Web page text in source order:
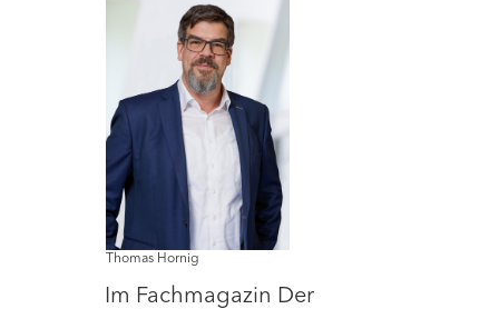
Thomas Hornig
Im Fachmagazin Der